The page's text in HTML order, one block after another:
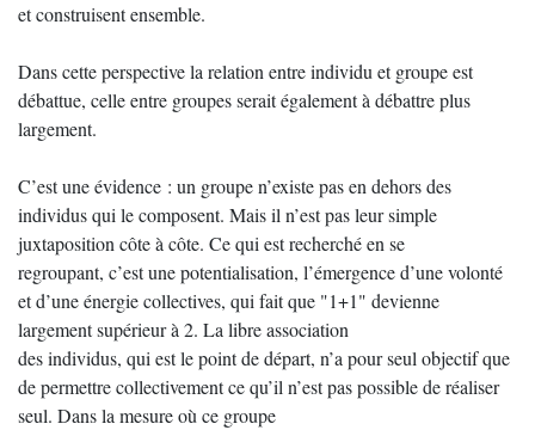
et construisent ensemble.
Dans cette perspective la relation entre individu et groupe est
débattue, celle entre groupes serait également à débattre plus
largement.
C’est une évidence : un groupe n’existe pas en dehors des
individus qui le composent. Mais il n’est pas leur simple
juxtaposition côte à côte. Ce qui est recherché en se
regroupant, c’est une potentialisation, l’émergence d’une volonté
et d’une énergie collectives, qui fait que "1+1" devienne
largement supérieur à 2. La libre association
des individus, qui est le point de départ, n’a pour seul objectif que
de permettre collectivement ce qu’il n’est pas possible de réaliser
seul. Dans la mesure où ce groupe